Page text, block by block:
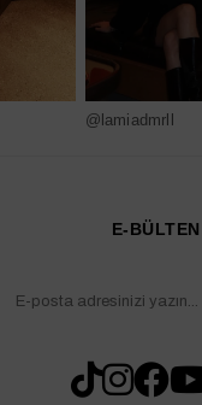
@lamiadmrll
E-